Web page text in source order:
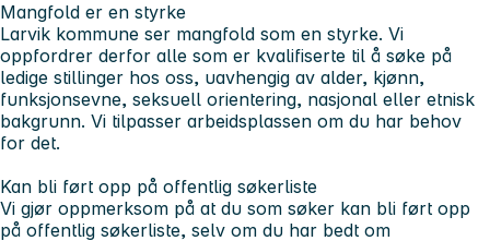
Mangfold er en styrke
Larvik kommune ser mangfold som en styrke. Vi
oppfordrer derfor alle som er kvalifiserte til å søke på
ledige stillinger hos oss, uavhengig av alder, kjønn,
funksjonsevne, seksuell orientering, nasjonal eller etnisk
bakgrunn. Vi tilpasser arbeidsplassen om du har behov
for det.
Kan bli ført opp på offentlig søkerliste
Vi gjør oppmerksom på at du som søker kan bli ført opp
på offentlig søkerliste, selv om du har bedt om